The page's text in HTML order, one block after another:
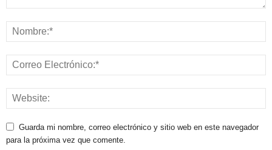
Guarda mi nombre, correo electrónico y sitio web en este navegador
para la próxima vez que comente.